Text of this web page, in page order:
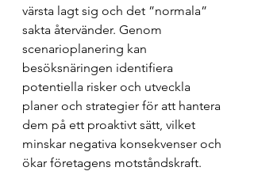
värsta lagt sig och det ”normala”
sakta återvänder. Genom
scenarioplanering kan
besöksnäringen identifiera
potentiella risker och utveckla
planer och strategier för att hantera
dem på ett proaktivt sätt, vilket
minskar negativa konsekvenser och
ökar företagens motståndskraft.